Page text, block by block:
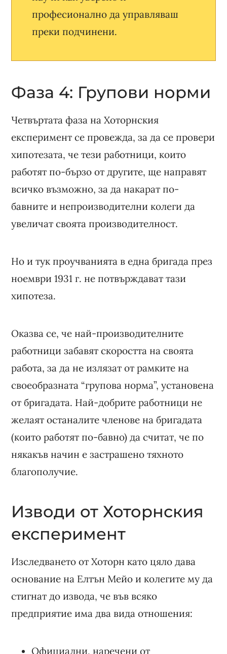
професионално да управляваш
преки подчинени.
Фаза 4: Групови норми
Четвъртата фаза на Хоторнския
експеримент се провежда, за да се провери
хипотезата, че тези работници, които
работят по-бързо от другите, ще направят
всичко възможно, за да накарат по-
бавните и непроизводителни колеги да
увеличат своята производителност.
Но и тук проучванията в една бригада през
ноември 1931 г. не потвърждават тази
хипотеза.
Оказва се, че най-производителните
работници забавят скоростта на своята
работа, за да не излязат от рамките на
своеобразната “групова норма”, установена
от бригадата. Най-добрите работници не
желаят останалите членове на бригадата
(които работят по-бавно) да считат, че по
някакъв начин е застрашено тяхното
благополучие.
Изводи от Хоторнския
експеримент
Изследването от Хоторн като цяло дава
основание на Елтън Мейо и колегите му да
стигнат до извода, че във всяко
предприятие има два вида отношения:
Официални, наречени от